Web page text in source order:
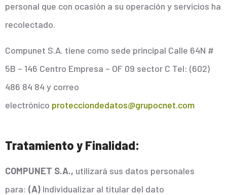
personal que con ocasión a su operación y servicios ha
recolectado.
Compunet S.A. tiene como sede principal Calle 64N #
5B – 146 Centro Empresa – OF 09 sector C Tel: (602)
486 84 84 y correo
electrónico protecciondedatos@grupocnet.com
Tratamiento y Finalidad:
COMPUNET S.A., utilizará sus datos personales
para: (A) Individualizar al titular del dato